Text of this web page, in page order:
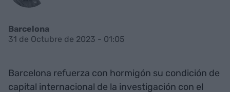
Barcelona
31 de Octubre de 2023 - 01:05
Barcelona refuerza con hormigón su condición de
capital internacional de la investigación con el